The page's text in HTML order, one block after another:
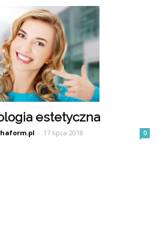
estetyczna
- 17 lipca 2018 0